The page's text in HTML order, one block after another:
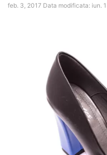
feb. 3, 2017 Data modificata: iun.